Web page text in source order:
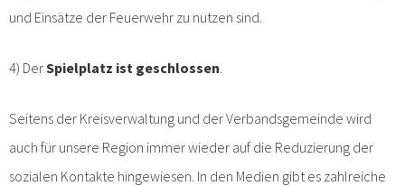
und Einsätze der Feuerwehr zu nutzen sind.
4) DerSpielplatz ist geschlossen
Seitens der Kreisverwaltung und der Verbandsgemeinde wird
auch für unsere Region immer wieder auf die Reduzierung der
sozialen Kontakte hingewiesen. In den Medien gibt es zahlreiche